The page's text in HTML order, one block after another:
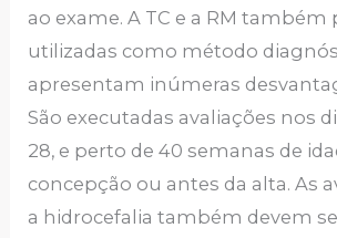
ao exame. A TC e a RM
utilizadas como método
apresentam inúmeras
São executadas avaliações nos
28, e perto de 40 semanas de
concepção ou antes da alta. As
a hidrocefalia também devem